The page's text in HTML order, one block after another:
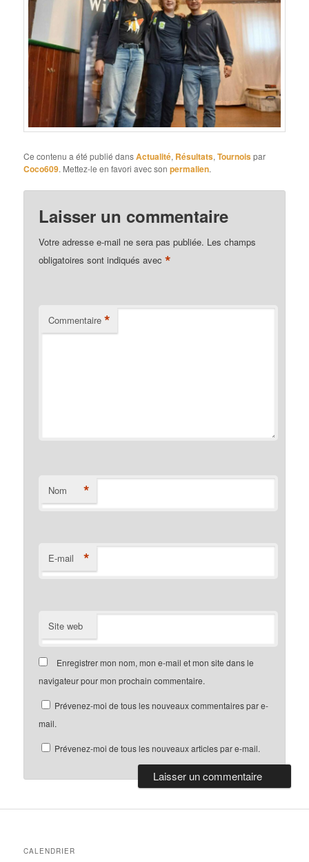
Ce contenu a été publié dansActualité, Résultats,Tournoispar
Coco609. Mettez-le en favori avec sonpermalien.
Laisser un commentaire
Votre adresse e-mail ne sera pas publiée. Les champs
obligatoires sont indiqués avec*
Commentaire *
Nom *
E-mail *
Site web
Enregistrer mon nom, mon e-mail et mon site dans le
navigateur pour mon prochain commentaire.
Prévenez-moi de tous les nouveaux commentaires par e-
mail.
Prévenez-moi de tous les nouveaux articles par e-mail.
CALENDRIER